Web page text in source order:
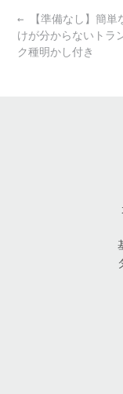
Post
navigation
← 【準備なし】簡単
けが分からないトラ
ク種明かし付き